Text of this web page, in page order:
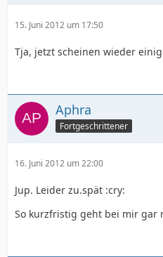
15. Juni 2012 um 17:50
Tja, jetzt scheinen wieder
Aphra
Fortgeschrittener
16. Juni 2012 um 22:00
Jup. Leider zu.spät :cry:
So kurzfristig geht bei mir gar